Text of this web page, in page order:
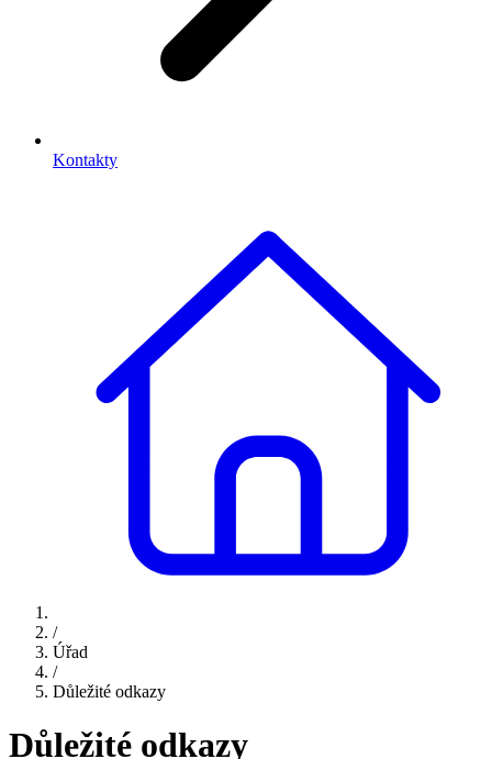
Kontakty
/
Úřad
/
Důležité odkazy
Důležité odkazy